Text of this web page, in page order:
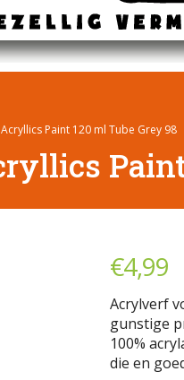
Paint 120 ml Tube Grey 98
€4,99
Acrylverf
gunstige
100%
die en